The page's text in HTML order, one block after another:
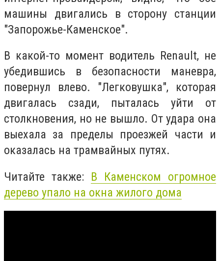
машины двигались в сторону станции
"Запорожье-Каменское".
В какой-то момент водитель Renault, не
убедившись в безопасности маневра,
повернул влево. "Легковушка", которая
двигалась сзади, пыталась уйти от
столкновения, но не вышло. От удара она
выехала за пределы проезжей части и
оказалась на трамвайных путях.
Читайте также: В Каменском огромное
дерево упало на окна жилого дома